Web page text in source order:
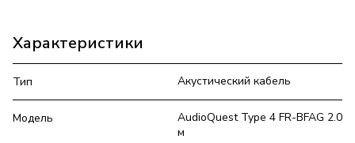
Характеристики
Тип Акустический кабель
Модель
AudioQuest Type 4 FR-BFAG 2.0
м